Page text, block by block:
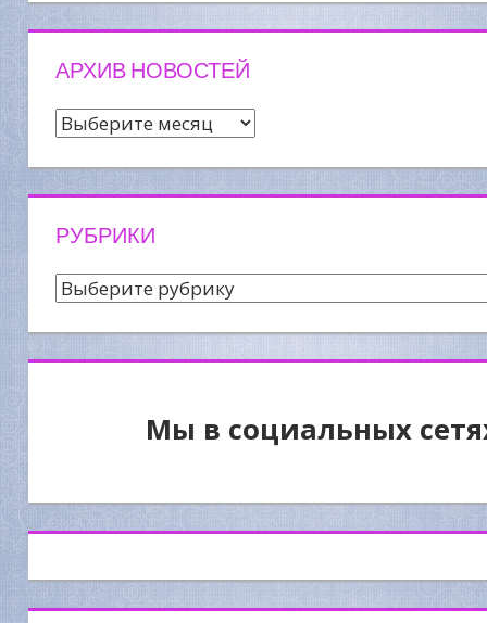
АРХИВ НОВОСТЕЙ
Архив
РУБРИКИ
Рубрики
Мы в социальных